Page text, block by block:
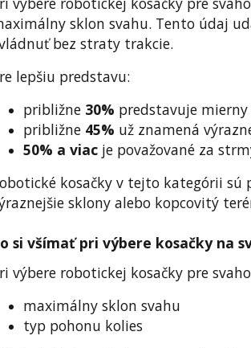
sklon svahu. Tento údaj
bez straty trakcie.
lepšiu predstavu:
približne 30% predstavuje mierny
približne 45% už znamená
50% a viacje považované za
kosačky v tejto kategórii sú
sklony alebo kopcovitý
si všímať pri výbere kosačky na
výbere robotickej kosačky pre
maximálny sklon svahu
typ pohonu kolies